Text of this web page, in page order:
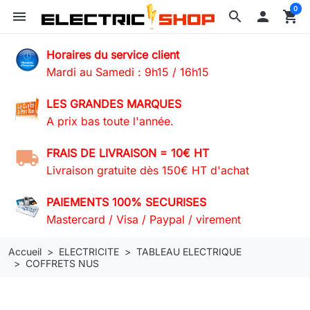
search
menu  shopping_cart
0
Horaires du service client
Mardi au Samedi : 9h15 / 16h15
LES GRANDES MARQUES
A prix bas toute l'année.
FRAIS DE LIVRAISON = 10€ HT
Livraison gratuite dès 150€ HT d'achat
PAIEMENTS 100% SECURISES
Mastercard / Visa / Paypal / virement
Accueil ELECTRICITE
TABLEAU ELECTRIQUE
COFFRETS NUS